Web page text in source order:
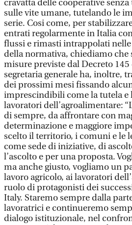
cravatta delle cooperative
sulle vite umane, tutelando le
serie. Cosi come, per
entrati regolarmente in Italia
flussi e rimasti intrappolati
della normativa, chiediamo che
misure previste dal Decreto 145
segretaria generale ha, inoltre,
dei prossimi mesi fissando
imprescindibili come la tutela e
lavoratori dell’agroalimentare:
di sempre, da affrontare con
determinazione e maggiore
scelto il territorio, i comuni e le
come sede di iniziative, di
l’ascolto e per una proposta.
ma anche giusto, vogliamo un
lavoro agricolo, ai lavoratori
ruolo di protagonisti dei
Italy. Staremo sempre dalla
lavoratrici e continueremo
dialogo istituzionale, nel